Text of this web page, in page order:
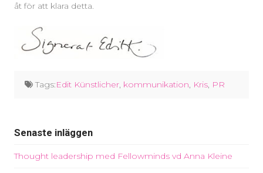
åt för att klara detta.
Tags:Edit Künstlicher, kommunikation Kris, PR
Senaste inläggen
Thought leadership med Fellowminds vd Anna Kleine